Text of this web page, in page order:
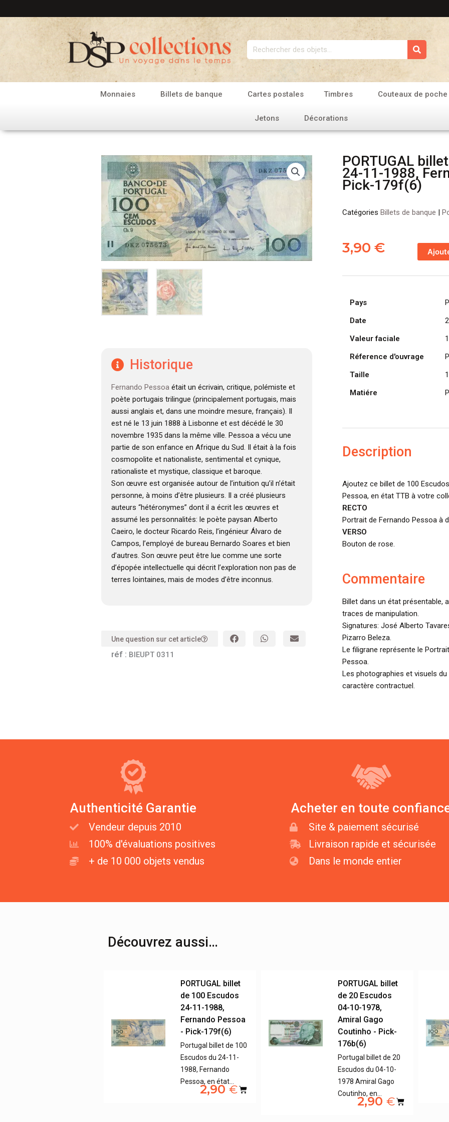
au
contenu
Rechercher
Monnaies Billets de banque Cartes postales Timbres Couteaux de poche
Jetons Décorations
Historique
Fernando Pessoaétait un écrivain, critique, polémiste et
poète portugais trilingue (principalement portugais, mais
aussi anglais et, dans une moindre mesure, français). Il
est né le 13 juin 1888 à Lisbonne et est décédé le 30
novembre 1935 dans la même ville. Pessoa a vécu une
partie de son enfance en Afrique du Sud. Il était à la fois
cosmopolite et nationaliste, sentimental et cynique,
rationaliste et mystique, classique et baroque.
Son œuvre est organisée autour de l’intuition qu’il n’était
personne, à moins d’être plusieurs. Il a créé plusieurs
auteurs “hétéronymes” dont il a écrit les œuvres et
assumé les personnalités: le poète paysan Alberto
Caeiro, le docteur Ricardo Reis, l’ingénieur Álvaro de
Campos, l’employé de bureau Bernardo Soares et bien
d’autres. Son œuvre peut être lue comme une sorte
d’épopée intellectuelle qui décrit l’exploration non pas de
terres lointaines, mais de modes d’être inconnus.
Une question sur cet article
réf : BIEUPT 0311
PORTUGAL
24-11-1988,
Pick-179f(6)
Catégories Billets de banque |
3,90 €
de
de
Pessoa
Pays
Date
Valeur faciale
Réference d'ouvrage
Taille
Matiére
Description
Ajoutez ce billet de 100
Pessoa, en état TTB à votre
RECTO
Portrait de Fernando Pessoa à
VERSO
Bouton de rose.
Commentaire
Billet dans un état présentable,
traces de manipulation.
Signatures: José Alberto
Pizarro Beleza.
Le filigrane représente le
Pessoa.
Les photographies et visuels
caractère contractuel.
Authenticité Garantie
Vendeur depuis 2010
100% d'évaluations positives
+ de 10 000 objets vendus
Acheter en toute
Site & paiement sécurisé
Livraison rapide et sécurisée
Dans le monde entier
Découvrez aussi…
PORTUGAL billet
de 100 Escudos
24-11-1988,
Fernando Pessoa
- Pick-179f(6)
Portugal billet de 100
Escudos du 24-11-
1988, Fernando
Pessoa, en état…
2,90 €
PORTUGAL billet
de 20 Escudos
04-10-1978,
Amiral Gago
Coutinho - Pick-
176b(6)
Portugal billet de 20
Escudos du 04-10-
1978 Amiral Gago
Coutinho, en…
2,90 €